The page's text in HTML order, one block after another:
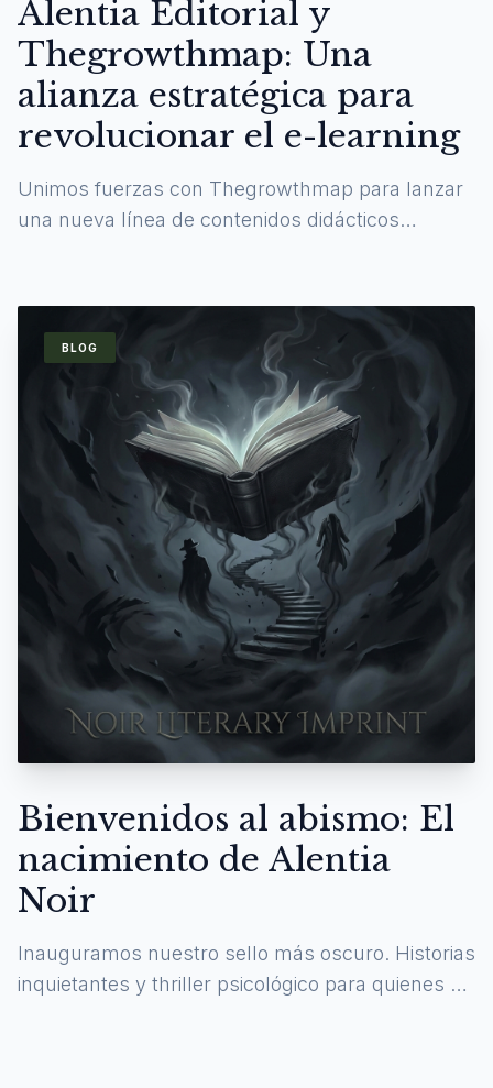
Alentia Editorial y
Thegrowthmap: Una
alianza estratégica para
revolucionar el e-learning
Unimos fuerzas con Thegrowthmap para lanzar
una nueva línea de contenidos didácticos
BLOG
Bienvenidos al abismo: El
nacimiento de Alentia
Noir
Inauguramos nuestro sello más oscuro. Historias
inquietantes y thriller psicológico para quienes se